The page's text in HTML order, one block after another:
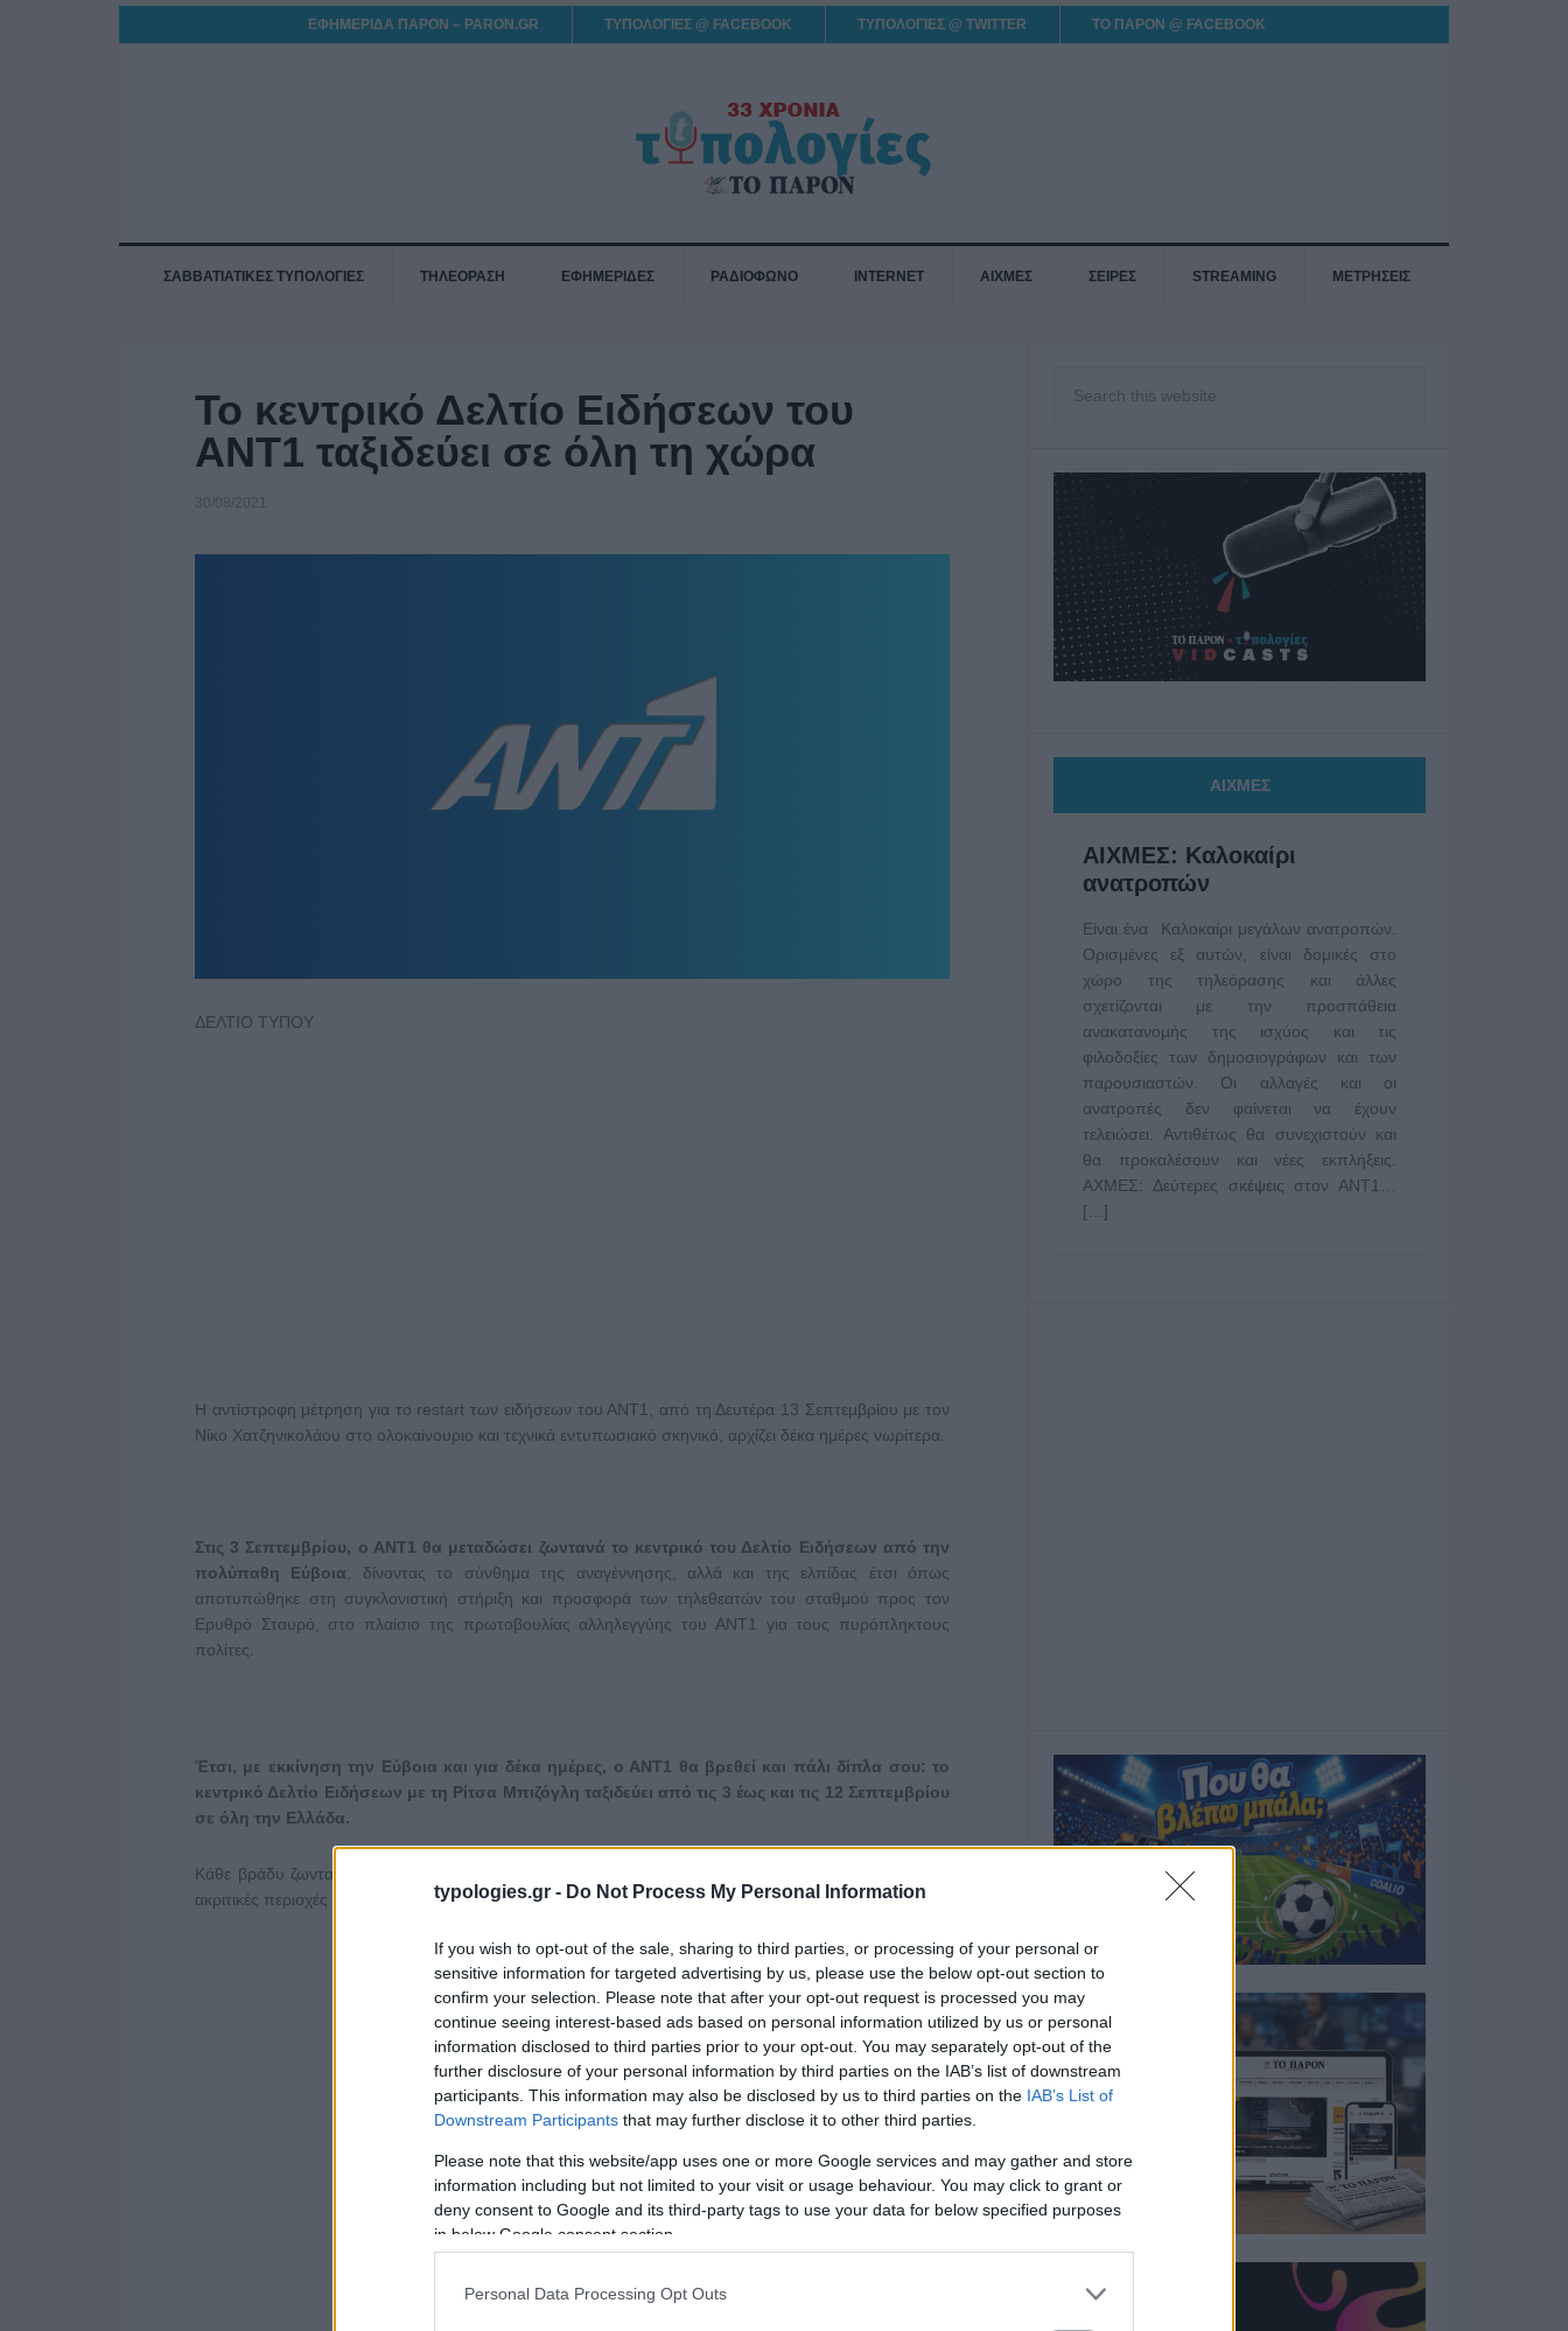
typologies.gr - Do Not Process My Personal Information
If you wish to opt-out of the sale, sharing to third parties, or processing of your personal or
sensitive information for targeted advertising by us, please use the below opt-out section to
confirm your selection. Please note that after your opt-out request is processed you may
continue seeing interest-based ads based on personal information utilized by us or personal
information disclosed to third parties prior to your opt-out. You may separately opt-out of the
further disclosure of your personal information by third parties on the IAB’s list of downstream
participants. This information may also be disclosed by us to third parties on the IAB’s List of
Downstream Participants that may further disclose it to other third parties.
Please note that this website/app uses one or more Google services and may gather and store
information including but not limited to your visit or usage behaviour. You may click to grant or
deny consent to Google and its third-party tags to use your data for below specified purposes
in below Google consent section.
Personal Data Processing Opt Outs
ΕΦΗΜΕΡΙΔΑ ΠΑΡΟΝ – PARON.GR ΤΥΠΟΛΟΓΙΕΣ @ FACEBOOK ΤΥΠΟΛΟΓΙΕΣ @ TWITTER ΤΟ ΠΑΡΟΝ @ FACEBOOK
ΣΑΒΒΑΤΙΑΤΙΚΕΣ ΤΥΠΟΛΟΓΙΕΣ ΤΗΛΕΟΡΑΣΗ ΕΦΗΜΕΡΙΔΕΣ ΡΑΔΙΟΦΩΝΟ INTERNET ΑΙΧΜΕΣ ΣΕΙΡΕΣ STREAMING ΜΕΤΡΗΣΕΙΣ
Το κεντρικό Δελτίο Ειδήσεων του
ΑΝΤ1 ταξιδεύει σε όλη τη χώρα
30/08/2021
ΔΕΛΤΙΟ ΤΥΠΟΥ
Η αντίστροφη μέτρηση για το restart των ειδήσεων του ΑΝΤ1, από τη Δευτέρα 13 Σεπτεμβρίου με τον
Νίκο Χατζηνικολάου στο ολοκαίνουριο και τεχνικά εντυπωσιακό σκηνικό, αρχίζει δέκα ημέρες νωρίτερα.
Στις 3 Σεπτεμβρίου, ο ΑΝΤ1 θα μεταδώσει ζωντανά το κεντρικό του Δελτίο Ειδήσεων από την
πολύπαθη Εύβοια , δίνοντας το σύνθημα της αναγέννησης, αλλά και της ελπίδας έτσι όπως
αποτυπώθηκε στη συγκλονιστική στήριξη και προσφορά των τηλεθεατών του σταθμού προς τον
Ερυθρό Σταυρό, στο πλαίσιο της πρωτοβουλίας αλληλεγγύης του ΑΝΤ1 για τους πυρόπληκτους
πολίτες.
Έτσι, με εκκίνηση την Εύβοια και για δέκα ημέρες, ο ΑΝΤ1 θα βρεθεί και πάλι δίπλα σου: το
κεντρικό Δελτίο Ειδήσεων με τη Ρίτσα Μπιζόγλη ταξιδεύει από τις 3 έως και τις 12 Σεπτεμβρίου
σε όλη την Ελλάδα.
Κάθε βράδυ ζωντανά, και από ένα διαφορετικό σημείο της χώρας – από τις μεγάλες πόλεις μέχρι τις
ακριτικές περιοχές και τα νησιά –ο ΑΝΤ1 βρίσκεται, όπως πάντα, δίπλα σου.
ΑΙΧΜΕΣ
ΑΙΧΜΕΣ: Καλοκαίρι
ανατροπών
Είναι ένα Καλοκαίρι μεγάλων ανατροπών.
Ορισμένες εξ αυτών, είναι δομικές στο
χώρο της τηλεόρασης και άλλες
σχετίζονται με την προσπάθεια
ανακατανομής της ισχύος και τις
φιλοδοξίες των δημοσιογράφων και των
παρουσιαστών. Οι αλλαγές και οι
ανατροπές δεν φαίνεται να έχουν
τελειώσει. Αντιθέτως θα συνεχιστούν και
θα προκαλέσουν και νέες εκπλήξεις.
ΑΧΜΕΣ: Δεύτερες σκέψεις στον ΑΝΤ1…
[…]